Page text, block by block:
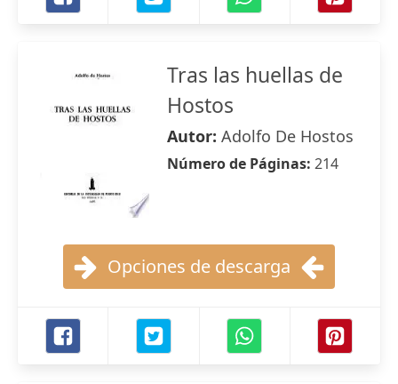
Tras las huellas de
Hostos
Autor: Adolfo De Hostos
Número de Páginas: 214
Opciones de descarga